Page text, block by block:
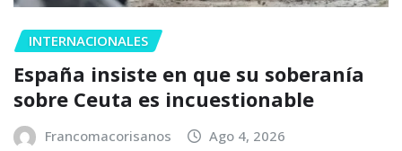
INTERNACIONALES
España insiste en que su soberanía
sobre Ceuta es incuestionable
Francomacorisanos Ago 4, 2026